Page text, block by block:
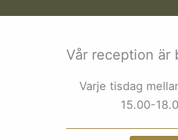
Vår reception är
Varje tisdag
15.00-